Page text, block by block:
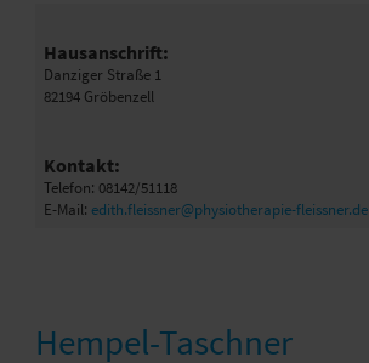
Hausanschrift:
Danziger Straße 1
82194 Gröbenzell
Kontakt:
Telefon: 08142/51118
E-Mail: edith.fleissner@physiotherapie-fleissner.de
Hempel-Taschner